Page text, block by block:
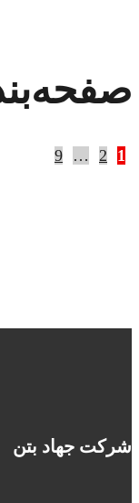
1
2
…
9
شرکت جهاد بتن